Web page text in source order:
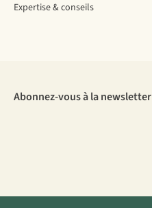
Expertise & conseils
Abonnez-vous à la newsletter